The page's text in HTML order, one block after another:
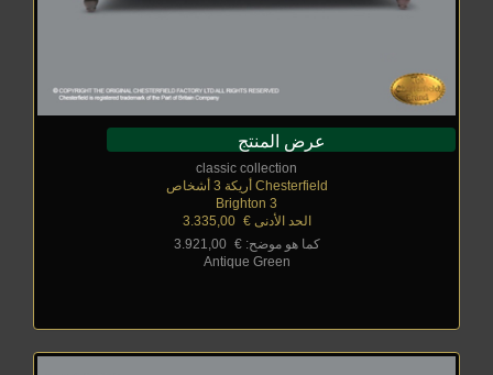
عرض المنتج
classic collection
Chesterfield أريكة 3 أشخاص
Brighton 3
الحد الأدنى € _
3.335,00
كما هو موضح: € _
3.921,00
Antique Green